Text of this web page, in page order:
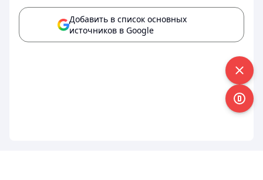
Добавить в список основных
источников в Google